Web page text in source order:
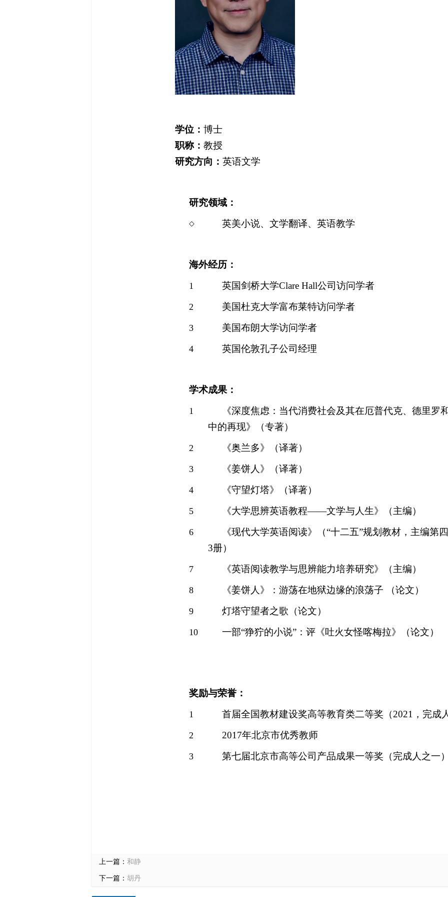
学位： 博士
职称： 教授
研究方向： 英语文学
研究领域：
◇ 英美小说、文学翻译、英语教学
海外经历：
1 英国剑桥大学Clare Hall公司访问学者
2 美国杜克大学富布莱特访问学者
3 美国布朗大学访问学者
4 英国伦敦孔子公司经理
学术成果：
1
《深度焦虑：当代消费社会及其在厄普代克、德里罗
中的再现》（专著）
2 《奥兰多》（译著）
3 《姜饼人》（译著）
4 《守望灯塔》（译著）
5 《大学思辨英语教程——文学与人生》（主编）
6 《现代大学英语阅读》（“十二五”规划教材，主编第
3册）
7 《英语阅读教学与思辨能力培养研究》（主编）
8 《姜饼人》：游荡在地狱边缘的浪荡子 （论文）
9 灯塔守望者之歌（论文）
10 一部“狰狞的小说”：评《吐火女怪喀梅拉》（论文）
奖励与荣誉：
1 首届全国教材建设奖高等教育类二等奖（2021 ，完成
2 2017年北京市优秀教师
3 第七届北京市高等公司产品成果一等奖（完成人之一）
上一篇： 和静
下一篇： 胡丹